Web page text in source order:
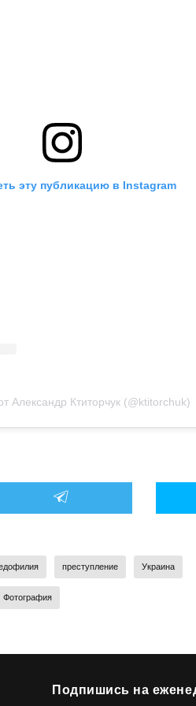
эту публикацию в Instagram
Александр Ктиторчук (@ktitorchuk)
преступление Украина
Фотография
Подпишись на